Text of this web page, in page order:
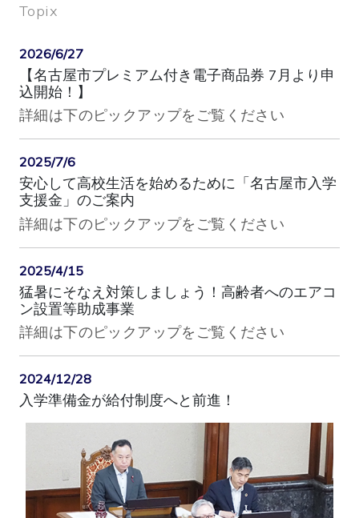
Topix
2026/6/27
【名古屋市プレミアム付き電子商品券 7月より申
込開始！】
詳細は下のピックアップをご覧ください
2025/7/6
安心して高校生活を始めるために「名古屋市入学
支援金」のご案内
詳細は下のピックアップをご覧ください
2025/4/15
猛暑にそなえ対策しましょう！高齢者へのエアコ
ン設置等助成事業
詳細は下のピックアップをご覧ください
2024/12/28
入学準備金が給付制度へと前進！